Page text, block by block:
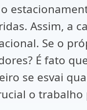
Assim, a
Se o
É fato
se esvai
o